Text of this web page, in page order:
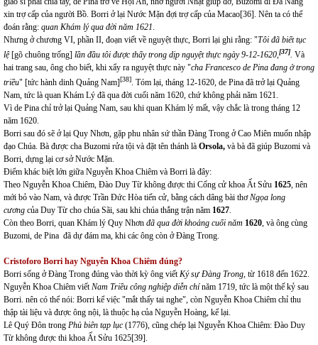
xin trợ cấp của người Bồ. Borri ở lại Nước Mặn đợi trợ cấp của Macao[36]. Nên ta có thể
đoán rằng: quan Khám lý qua đời năm 1621.
Nhưng ở chương VI, phần II, đoạn viết về nguyệt thực, Borri lại ghi rằng: "Tôi đã biết tục
lệ [gõ chuông trống] lần đầu tôi được thấy trong dịp nguyệt thực ngày 9-12-1620,[37]. Và
hai trang sau, ông cho biết, khi xẩy ra nguyệt thực này "cha Francesco de Pina đang ở trong
triều" [tức hành dinh Quảng Nam][38]. Tóm lại, tháng 12-1620, de Pina đã trở lại Quảng
Nam, tức là quan Khám Lý đã qua đời cuối năm 1620, chứ không phải năm 1621.
Vì de Pina chỉ trở lại Quảng Nam, sau khi quan Khám lý mất, vậy chắc là trong tháng 12
năm 1620.
Borri sau đó sẽ ở lại Quy Nhơn, gặp phu nhân sứ thần Đàng Trong ở Cao Miên muốn nhập
đạo Chúa. Bà được cha Buzomi rửa tội và đặt tên thánh là Orsola, và bà đã giúp Buzomi và
Borri, dựng lại cơ sở Nước Mặn.
Điểm khác biệt lớn giữa Nguyễn Khoa Chiêm và Borri là đây:
Theo Nguyễn Khoa Chiêm, Đào Duy Từ không được thi Cống cử khoa Ất Sửu 1625, nên
mới bỏ vào Nam, và được Trần Đức Hòa tiến cử, bằng cách dâng bài thơNgọa long
cương của Duy Từ cho chúa Sãi, sau khi chúa thắng trận năm 1627.
Còn theo Borri, quan Khám lý Quy Nhơn đã qua đời khoảng cuối năm 1620, và ông cùng
Buzomi, de Pina đã dự đám ma, khi các ông còn ở Đàng Trong.
Cristoforo Borri hay Nguyễn Khoa Chiêm đúng?
Borri sống ở Đàng Trong đúng vào thời kỳ ông viếtKý sự Đàng Trong, từ 1618 đến 1622.
Nguyễn Khoa Chiêm viếtNam Triều công nghiệp diễn chínăm 1719, tức là một thế kỷ sau
Borri. nên có thể nói: Borri kể việc "mắt thấy tai nghe", còn Nguyễn Khoa Chiêm chỉ thu
thập tài liệu và được ông nội, là thuộc hạ của Nguyễn Hoàng, kể lại.
Lê Quý Đôn trong Phủ biên tạp lục(1776), cũng chép lại Nguyễn Khoa Chiêm: Đào Duy
Từ không được thi khoa Ất Sửu 1625[39].